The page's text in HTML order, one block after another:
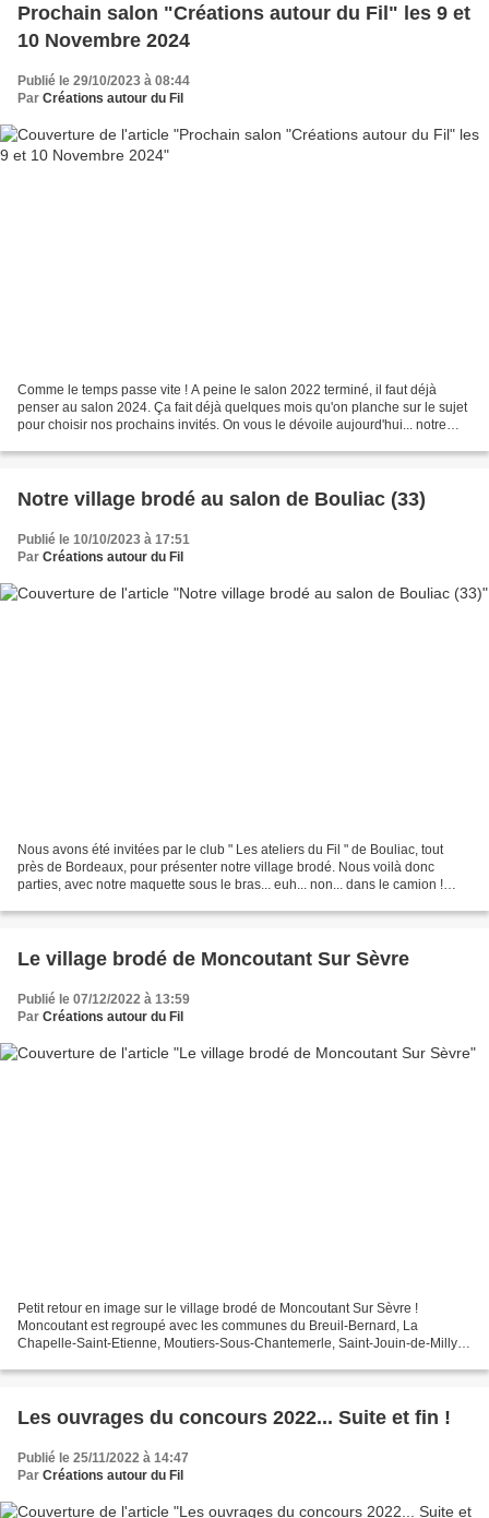
Prochain salon "Créations autour du Fil" les 9 et
10 Novembre 2024
Publié le 29/10/2023 à 08:44
Par Créations autour du Fil
Comme le temps passe vite ! A peine le salon 2022 terminé, il faut déjà
penser au salon 2024. Ça fait déjà quelques mois qu'on planche sur le sujet
pour choisir nos prochains invités. On vous le dévoile aujourd'hui... notre
Notre village brodé au salon de Bouliac (33)
Publié le 10/10/2023 à 17:51
Par Créations autour du Fil
Nous avons été invitées par le club " Les ateliers du Fil " de Bouliac, tout
près de Bordeaux, pour présenter notre village brodé. Nous voilà donc
parties, avec notre maquette sous le bras... euh... non... dans le camion !
Le village brodé de Moncoutant Sur Sèvre
Publié le 07/12/2022 à 13:59
Par Créations autour du Fil
Petit retour en image sur le village brodé de Moncoutant Sur Sèvre !
Moncoutant est regroupé avec les communes du Breuil-Bernard, La
Chapelle-Saint-Etienne, Moutiers-Sous-Chantemerle, Saint-Jouin-de-Milly et
Les ouvrages du concours 2022... Suite et fin !
Publié le 25/11/2022 à 14:47
Par Créations autour du Fil